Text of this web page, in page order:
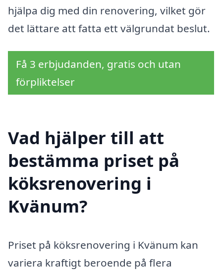
hjälpa dig med din renovering, vilket gör
det lättare att fatta ett välgrundat beslut.
Få 3 erbjudanden, gratis och utan
förpliktelser
Vad hjälper till att
bestämma priset på
köksrenovering i
Kvänum?
Priset på köksrenovering i Kvänum kan
variera kraftigt beroende på flera